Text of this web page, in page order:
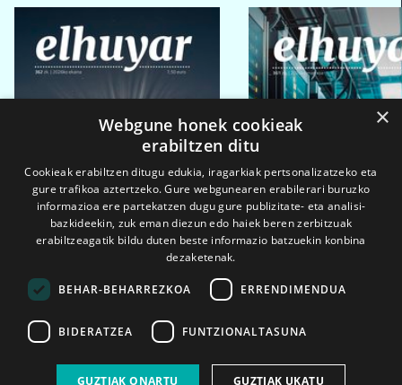
2026ko eka. 1a 2026ko mar. 1a
×
Webgune honek cookieak
erabiltzen ditu
Cookieak erabiltzen ditugu edukia, iragarkiak pertsonalizatzeko eta
gure trafikoa aztertzeko. Gure webgunearen erabilerari buruzko
informazioa ere partekatzen dugu gure publizitate- eta analisi-
bazkideekin, zuk eman diezun edo haiek beren zerbitzuak
erabiltzeagatik bildu duten beste informazio batzuekin konbina
dezaketenak.
BEHAR-BEHARREZKOA ERRENDIMENDUA
BIDERATZEA FUNTZIONALTASUNA
GUZTIAK ONARTU GUZTIAK UKATU